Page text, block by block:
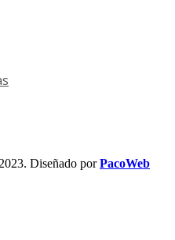
2023. Diseñado porPacoWeb